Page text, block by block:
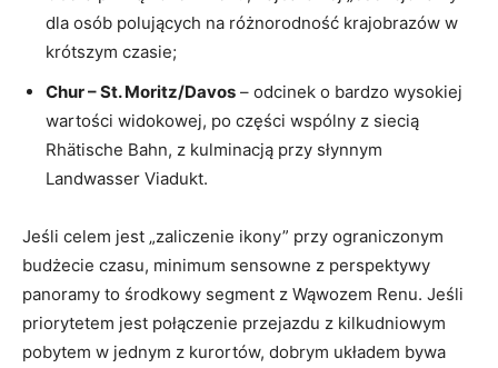
dla osób polujących na różnorodność krajobrazów w
krótszym czasie;
Chur – St. Moritz/Davos – odcinek o bardzo wysokiej
wartości widokowej, po części wspólny z siecią
Rhätische Bahn, z kulminacją przy słynnym
Landwasser Viadukt.
Jeśli celem jest „zaliczenie ikony” przy ograniczonym
budżecie czasu, minimum sensowne z perspektywy
panoramy to środkowy segment z Wąwozem Renu. Jeśli
priorytetem jest połączenie przejazdu z kilkudniowym
pobytem w jednym z kurortów, dobrym układem bywa